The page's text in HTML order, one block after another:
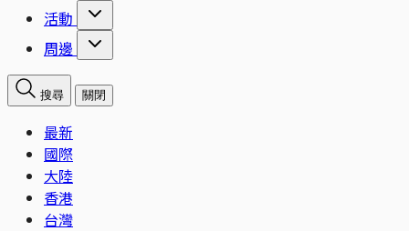
活動
周邊
搜尋 關閉
最新
國際
大陸
香港
台灣